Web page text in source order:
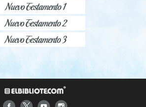
Nuevo Testamento 1
Nuevo Testamento 2
Nuevo Testamento 3